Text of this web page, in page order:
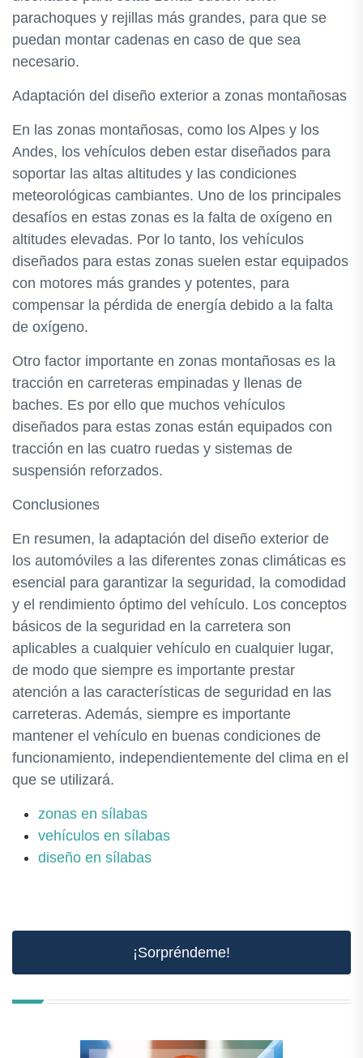
parachoques y rejillas más grandes, para que se
puedan montar cadenas en caso de que sea
necesario.
Adaptación del diseño exterior a zonas montañosas
En las zonas montañosas, como los Alpes y los
Andes, los vehículos deben estar diseñados para
soportar las altas altitudes y las condiciones
meteorológicas cambiantes. Uno de los principales
desafíos en estas zonas es la falta de oxígeno en
altitudes elevadas. Por lo tanto, los vehículos
diseñados para estas zonas suelen estar equipados
con motores más grandes y potentes, para
compensar la pérdida de energía debido a la falta
de oxígeno.
Otro factor importante en zonas montañosas es la
tracción en carreteras empinadas y llenas de
baches. Es por ello que muchos vehículos
diseñados para estas zonas están equipados con
tracción en las cuatro ruedas y sistemas de
suspensión reforzados.
Conclusiones
En resumen, la adaptación del diseño exterior de
los automóviles a las diferentes zonas climáticas es
esencial para garantizar la seguridad, la comodidad
y el rendimiento óptimo del vehículo. Los conceptos
básicos de la seguridad en la carretera son
aplicables a cualquier vehículo en cualquier lugar,
de modo que siempre es importante prestar
atención a las características de seguridad en las
carreteras. Además, siempre es importante
mantener el vehículo en buenas condiciones de
funcionamiento, independientemente del clima en el
que se utilizará.
zonas en sílabas
vehículos en sílabas
diseño en sílabas
¡Sorpréndeme!